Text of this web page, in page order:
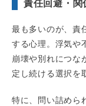
責任回避・関
最も多いのが、責
する心理。浮気や
崩壊や別れにつな
定し続ける選択を
特に、問い詰めら